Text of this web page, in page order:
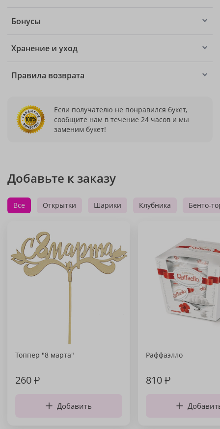
Бонусы
Хранение и уход
Правила возврата
Если получателю не понравился букет,
сообщите нам в течение 24 часов и мы
заменим букет!
Добавьте к заказу
Все Открытки Шарики Клубника Бенто-
Топпер "8 марта"
260₽
Добавить
Раффаэлло
810₽